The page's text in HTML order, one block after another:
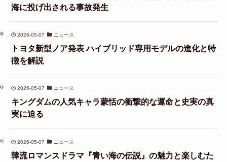
海に投げ出される事故発生
2026-05-07 ニュース
トヨタ新型ノア発表 ハイブリッド専用モデルの進化と特
徴を解説
2026-05-07 ニュース
キングダムの人気キャラ蒙恬の衝撃的な運命と史実の真
実に迫る
2026-05-07 ニュース
韓流ロマンスドラマ『青い海の伝説』の魅力と楽しむた